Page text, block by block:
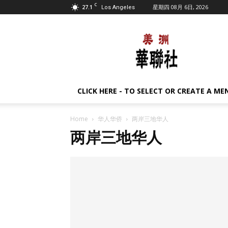
27.1 C Los Angeles 星期四 08月 6日, 2026
美
洲
华
联
CLICK HERE - TO SELECT OR CREATE A
Home 华人华侨 两岸三地华人
两岸三地华人